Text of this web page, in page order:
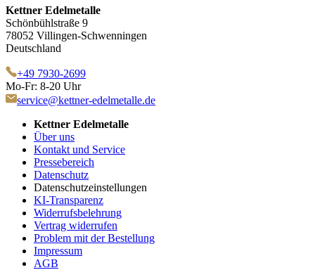
Kettner Edelmetalle
Schönbühlstraße 9
78052 Villingen-Schwenningen
Deutschland
+49 7930-2699
Mo-Fr: 8-20 Uhr
service@kettner-edelmetalle.de
Kettner Edelmetalle
Über uns
Kontakt und Service
Pressebereich
Datenschutz
Datenschutzeinstellungen
KI-Transparenz
Widerrufsbelehrung
Vertrag widerrufen
Problem mit der Bestellung
Impressum
AGB